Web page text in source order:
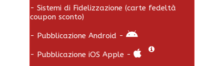
- Sistemi di Fidelizzazione (carte fedeltà
coupon sconto)
- Pubblicazione Android -
- Pubblicazione iOS Apple -